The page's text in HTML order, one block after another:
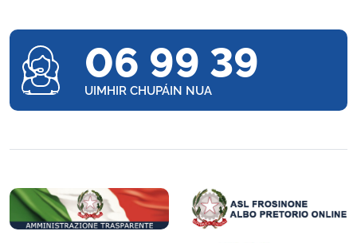
06 99 39
UIMHIR CHUPÁIN NUA